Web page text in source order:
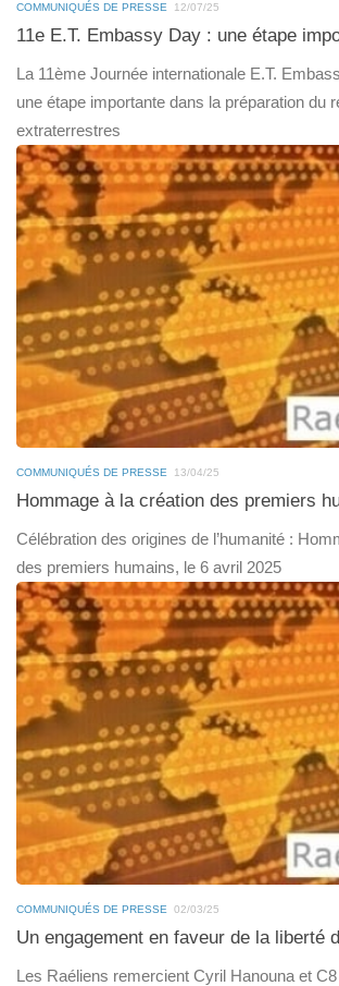
COMMUNIQUÉS DE PRESSE 12/07/25
11e E.T. Embassy Day : une étape
La 11ème Journée internationale E.T.
une étape importante dans la préparation du
extraterrestres
COMMUNIQUÉS DE PRESSE 13/04/25
Hommage à la création des premiers
Célébration des origines de l’humanité :
des premiers humains, le 6 avril 2025
COMMUNIQUÉS DE PRESSE 02/03/25
Un engagement en faveur de la liberté
Les Raéliens remercient Cyril Hanouna et